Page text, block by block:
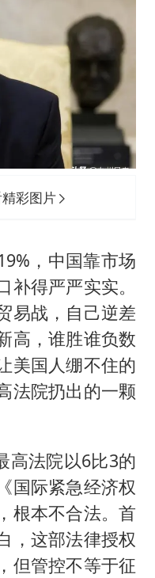
彩图片
，中国靠市场
得严严实实。
易战，自己逆差
高，谁胜谁负数
美国人绷不住的
法院扔出的一颗
高法院以6比3的
国际紧急经济权
根本不合法。首
，这部法律授权
但管控不等于征